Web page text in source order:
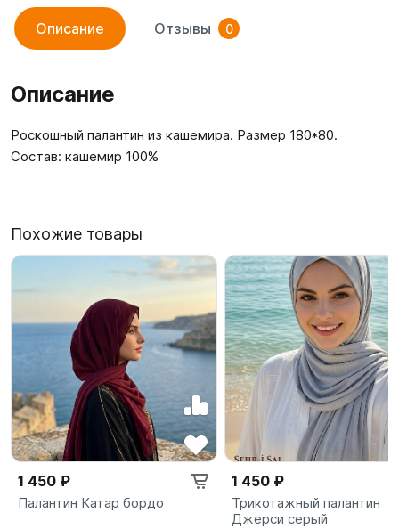
Описание Отзывы 0
Описание
Роскошный палантин из кашемира. Размер 180*80.
Состав: кашемир 100%
Похожие товары
1 450 ₽
Палантин Катар бордо
1 450 ₽
Трикотажный палантин
Джерси серый